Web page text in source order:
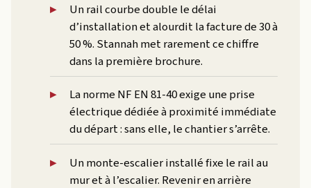
Un rail courbe double le délai
d’installation et alourdit la facture de 30 à
50 %. Stannah met rarement ce chiffre
dans la première brochure.
La norme NF EN 81-40 exige une prise
électrique dédiée à proximité immédiate
du départ : sans elle, le chantier s’arrête.
Un monte-escalier installé fixe le rail au
mur et à l’escalier. Revenir en arrière